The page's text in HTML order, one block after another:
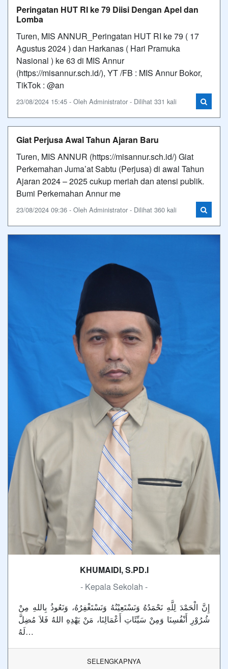
Peringatan HUT RI ke 79 Diisi Dengan Apel dan
Lomba
Turen, MIS ANNUR_Peringatan HUT RI ke 79 ( 17
Agustus 2024 ) dan Harkanas ( Hari Pramuka
Nasional ) ke 63 di MIS Annur
(https://misannur.sch.id/), YT /FB : MIS Annur Bokor,
TikTok : @an
23/08/2024 15:45 - Oleh Administrator - Dilihat 331 kali
Giat Perjusa Awal Tahun Ajaran Baru
Turen, MIS ANNUR (https://misannur.sch.id/) Giat
Perkemahan Juma’at Sabtu (Perjusa) di awal Tahun
Ajaran 2024 – 2025 cukup meriah dan atensi publik.
Bumi Perkemahan Annur me
23/08/2024 09:36 - Oleh Administrator - Dilihat 360 kali
KHUMAIDI, S.PD.I
- Kepala Sekolah -
إِنَّ الْحَمْدَ لِلَّهِ نَحْمَدُهُ وَنَسْتَعِيْنُهُ وَنَسْتَغْفِرُهُ، وَنَعُوذُ بِاللهِ مِنْ
شُرُوْرِ أَنْفُسِنَا وَمِنْ سَيِّئَاتِ أَعْمَالِنَا، مَنْ يَهْدِهِ اللهُ فَلاَ مُضِلَّ
لَهُ…
SELENGKAPNYA